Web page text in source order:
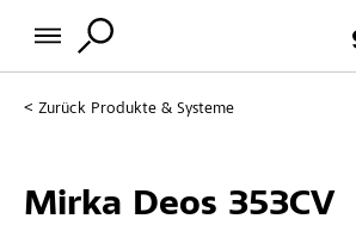
Zurück Produkte & Systeme
Mirka Deos 353CV